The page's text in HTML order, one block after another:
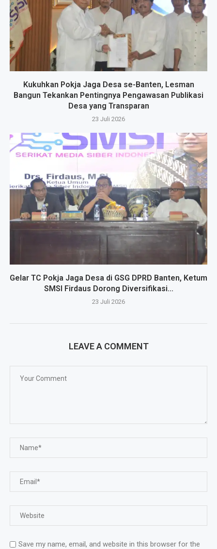
Kukuhkan Pokja Jaga Desa se-Banten, Lesman
Bangun Tekankan Pentingnya Pengawasan Publikasi
Desa yang Transparan
23 Juli 2026
Gelar TC Pokja Jaga Desa di GSG DPRD Banten, Ketum
SMSI Firdaus Dorong Diversifikasi...
23 Juli 2026
LEAVE A COMMENT
Save my name, email, and website in this browser for the